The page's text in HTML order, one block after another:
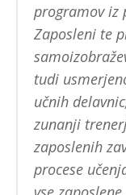
programov iz
Zaposleni te
tudi
učnih
zunanji
zaposlenih
procese